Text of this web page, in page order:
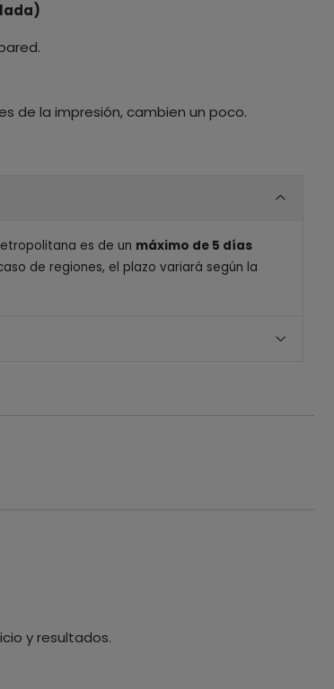
de la impresión, cambien un poco.
es de un máximo de 5 días
de regiones, el plazo variará según la
y resultados.